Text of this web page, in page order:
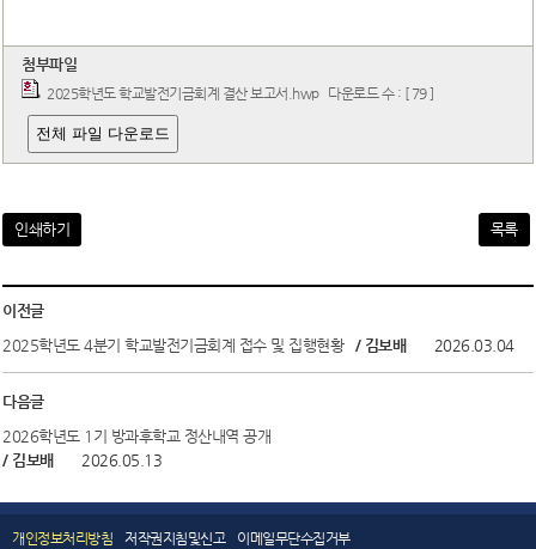
첨부파일
2025학년도 학교발전기금회계 결산 보고서.hwp다운로드 수 : [ 79 ]
전체 파일 다운로드
인쇄하기 목록
이전글
2025학년도 4분기 학교발전기금회계 접수 및 집행현황 / 김보배 2026.03.04
다음글
2026학년도 1기 방과후학교 정산내역 공개
/ 김보배
2026.05.13
개인정보처리방침 저작권지침및신고 이메일무단수집거부